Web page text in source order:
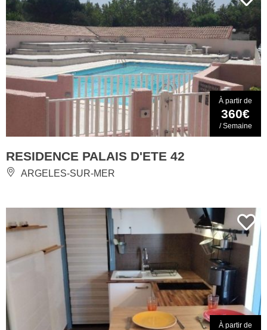
À partir de
360€
/ Semaine
RESIDENCE PALAIS D'ETE 42
ARGELES-SUR-MER
À partir de